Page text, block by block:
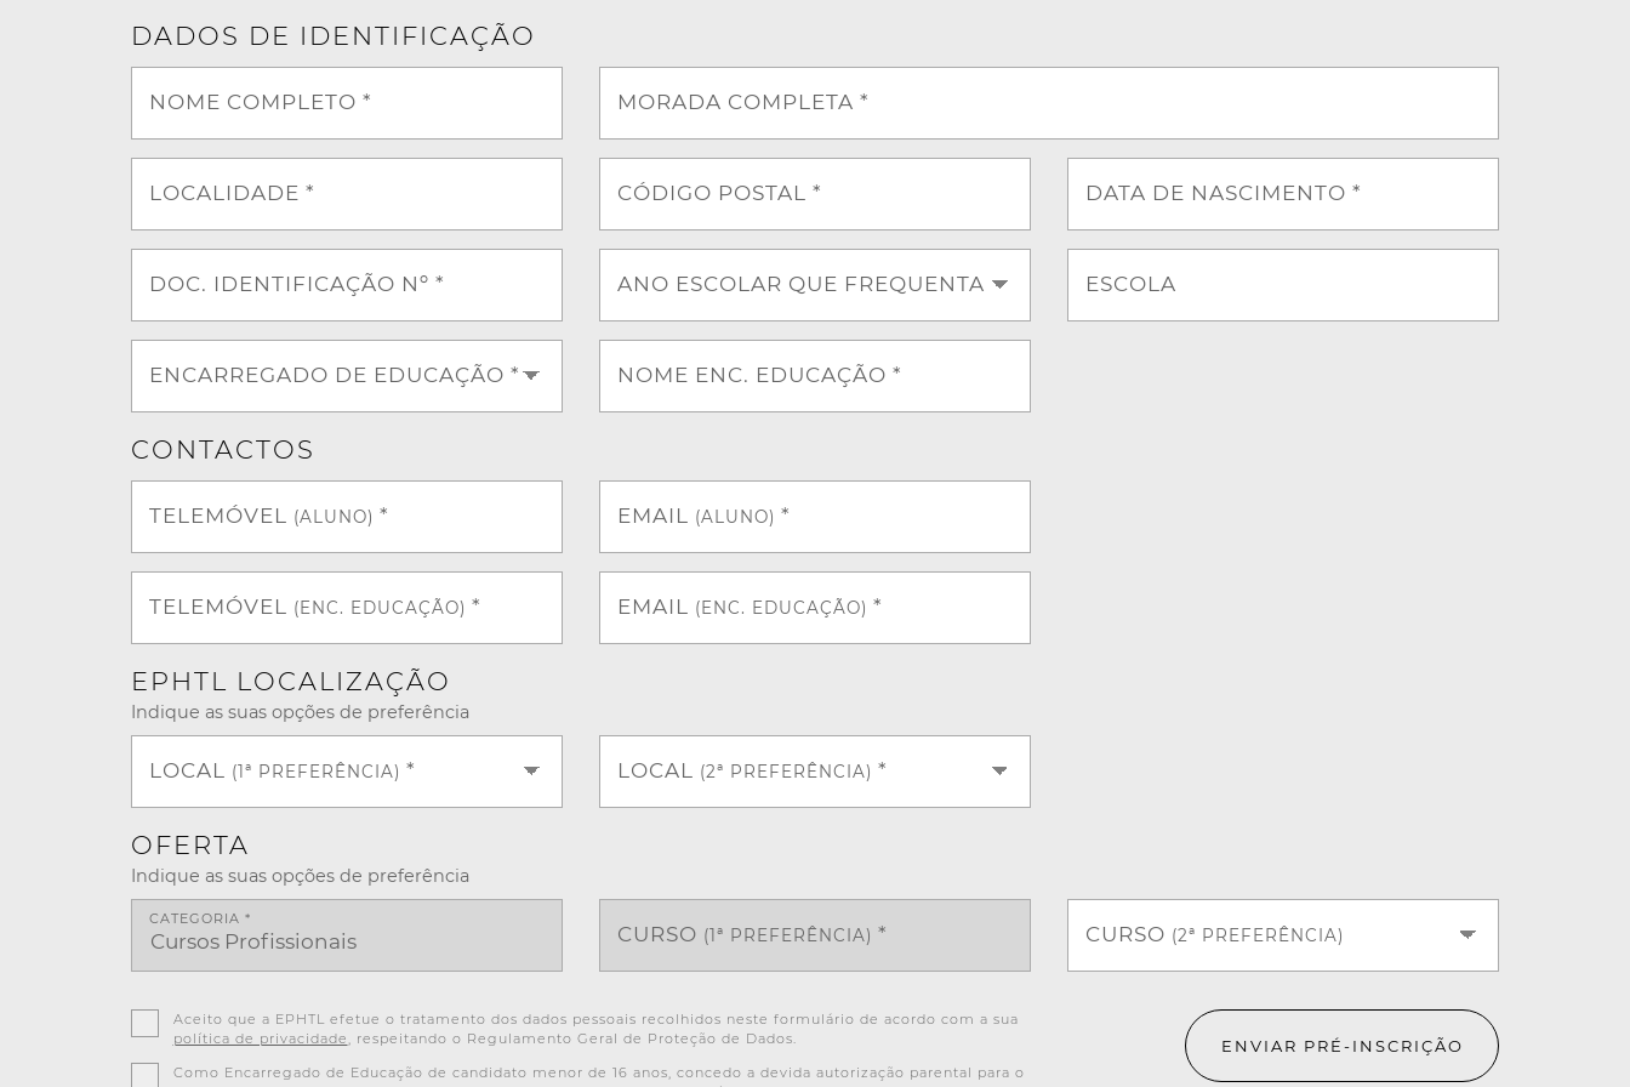
DADOS DE IDENTIFICAÇÃO
NOME COMPLETO * MORADA COMPLETA *
LOCALIDADE * CÓDIGO POSTAL * DATA DE NASCIMENTO *
DOC. IDENTIFICAÇÃO Nº * ANO ESCOLAR QUE FREQUENTA ESCOLA
ENCARREGADO DE EDUCAÇÃO * NOME ENC. EDUCAÇÃO *
CONTACTOS
TELEMÓVEL (ALUNO) * EMAIL (ALUNO) *
TELEMÓVEL (ENC. EDUCAÇÃO) * EMAIL (ENC. EDUCAÇÃO) *
EPHTL LOCALIZAÇÃO
Indique as suas opções de preferência
LOCAL (1ª PREFERÊNCIA) * LOCAL (2ª PREFERÊNCIA) *
OFERTA
Indique as suas opções de preferência
CATEGORIA *
CURSO (1ª PREFERÊNCIA) * CURSO (2ª PREFERÊNCIA)
Aceito que a EPHTL efetue o tratamento dos dados pessoais recolhidos neste formulário de acordo com a sua
política de privacidade
, respeitando o Regulamento Geral de Proteção de Dados.
Como Encarregado de Educação de candidato menor de 16 anos, concedo a devida autorização parental para o
ENVIAR PRÉ-INSCRIÇÃO